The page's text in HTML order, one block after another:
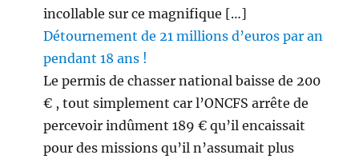
incollable sur ce magnifique […]
Détournement de 21 millions d’euros par an
pendant 18 ans !
Le permis de chasser national baisse de 200
€ , tout simplement car l’ONCFS arrête de
percevoir indûment 189 € qu’il encaissait
pour des missions qu’il n’assumait plus